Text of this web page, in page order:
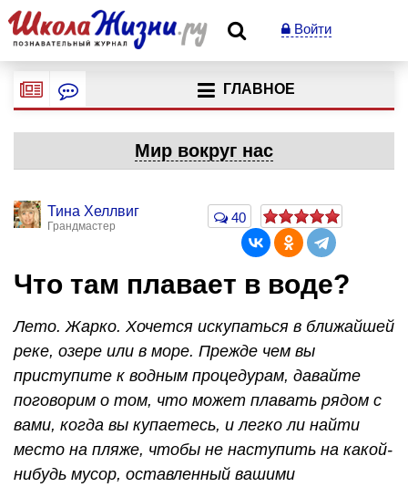
Войти
ГЛАВНОЕ
Мир вокруг нас
Тина Хеллвиг
Грандмастер
40
Что там плавает в воде?
Лето. Жарко. Хочется искупаться в ближайшей
реке, озере или в море. Прежде чем вы
приступите к водным процедурам, давайте
поговорим о том, что может плавать рядом с
вами, когда вы купаетесь, и легко ли найти
место на пляже, чтобы не наступить на какой-
нибудь мусор, оставленный вашими